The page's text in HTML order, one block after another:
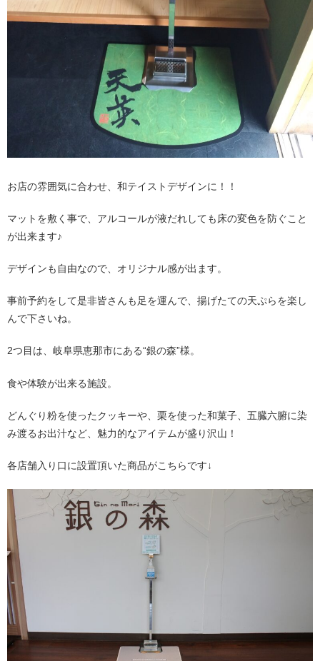
お店の雰囲気に合わせ、和テイストデザインに！！
マットを敷く事で、アルコールが液だれしても床の変色を防ぐこと
が出来ます♪
デザインも自由なので、オリジナル感が出ます。
事前予約をして是非皆さんも足を運んで、揚げたての天ぷらを楽し
んで下さいね。
2つ目は、岐阜県恵那市にある“銀の森”様。
食や体験が出来る施設。
どんぐり粉を使ったクッキーや、栗を使った和菓子、五臓六腑に染
み渡るお出汁など、魅力的なアイテムが盛り沢山！
各店舗入り口に設置頂いた商品がこちらです↓